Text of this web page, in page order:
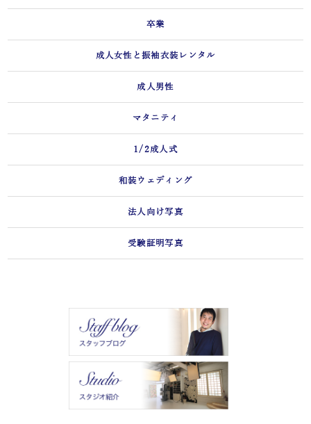
卒業
成人女性と振袖衣装レンタル
成人男性
マタニティ
1/2成人式
和装ウェディング
法人向け写真
受験証明写真